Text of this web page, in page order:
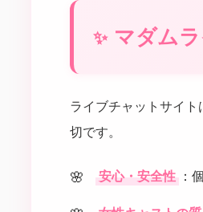
マダム
ライブチャットサイ
切です。
安心・安全性 ：